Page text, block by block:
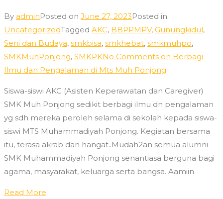
By adminPosted on June 27, 2023Posted in
UncategorizedTagged AKC, BBPPMPV, Gunungkidul,
Seni dan Budaya, smkbisa, smkhebat, smkmuhpo,
SMKMuhPonjong, SMKPKNo Comments on Berbagi
Ilmu dan Pengalaman di Mts Muh Ponjong
Siswa-siswi AKC (Asisten Keperawatan dan Caregiver)
SMK Muh Ponjong sedikit berbagi ilmu dn pengalaman
yg sdh mereka peroleh selama di sekolah kepada siswa-
siswi MTS Muhammadiyah Ponjong. Kegiatan bersama
itu, terasa akrab dan hangat..Mudah2an semua alumni
SMK Muhammadiyah Ponjong senantiasa berguna bagi
agama, masyarakat, keluarga serta bangsa. Aamiin
Read More